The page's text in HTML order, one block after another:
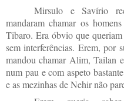
Mirsulo e Savírio
mandaram chamar os
Tibaro. Era óbvio que
sem interferências. Erem, por
mandou chamar Alim, Tailan
num pau e com aspeto
e as mezinhas de Nehir não